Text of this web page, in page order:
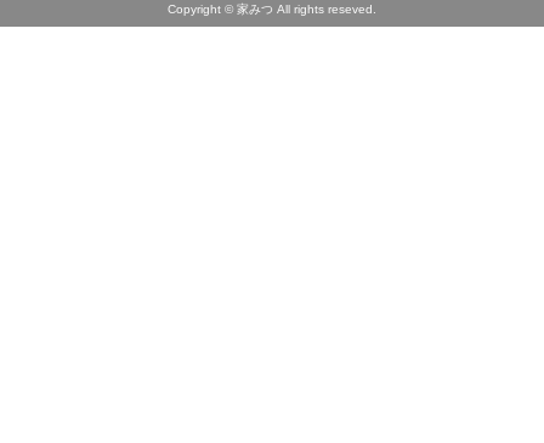
Copyright © 家みつ All rights reseved.